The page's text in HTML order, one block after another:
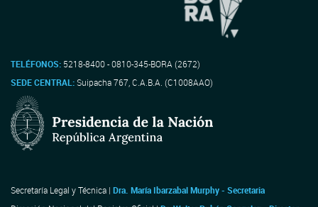
TELÉFONOS: 5218-8400 - 0810-345-BORA (2672)
SEDE CENTRAL:Suipacha 767, C.A.B.A. (C1008AAO)
Secretaría Legal y Técnica | Dra. María Ibarzabal Murphy - Secretaria